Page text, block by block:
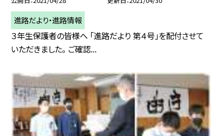
進路だより・進路情報
３年生保護者の皆様へ 「進路だより 第４号」を配付させて
いただきました。 ご確認...